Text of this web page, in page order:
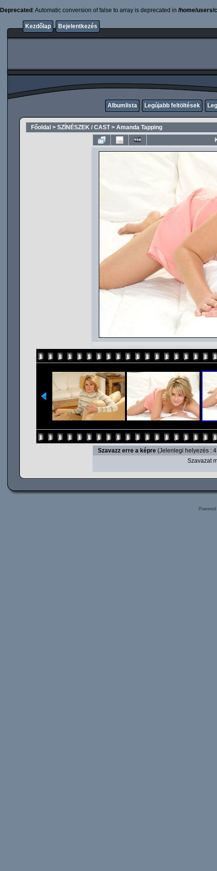
Deprecated : Automatic conversion of false to array is deprecated in /home/users/
Kezdőlap Bejelentkezés
Albumlista Legújabb feltöltések
Főoldal > SZÍNÉSZEK / CAST> Amanda Tapping
Szavazz erre a képre (Jelenlegi helyezés :
Szavazat